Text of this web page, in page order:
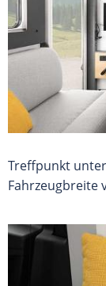
Treffpunkt
Fahrzeugbreite